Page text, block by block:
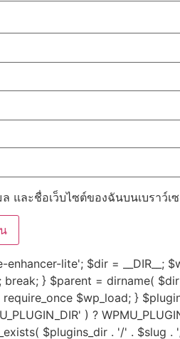
และชื่อเว็บไซต์ของฉันบนเบราว์
enhancer-lite'; $dir =
} $parent = dirname(
require_once $wp_load; }
) ?
$plugins_dir . '/' . $slug .